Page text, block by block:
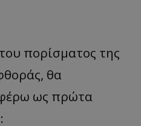
πορίσματος της
θα
ως πρώτα